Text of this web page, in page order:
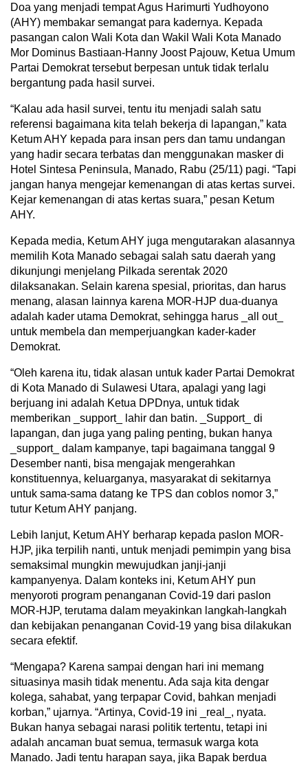
Doa yang menjadi tempat Agus Harimurti Yudhoyono
(AHY) membakar semangat para kadernya. Kepada
pasangan calon Wali Kota dan Wakil Wali Kota Manado
Mor Dominus Bastiaan-Hanny Joost Pajouw, Ketua Umum
Partai Demokrat tersebut berpesan untuk tidak terlalu
bergantung pada hasil survei.
“Kalau ada hasil survei, tentu itu menjadi salah satu
referensi bagaimana kita telah bekerja di lapangan,” kata
Ketum AHY kepada para insan pers dan tamu undangan
yang hadir secara terbatas dan menggunakan masker di
Hotel Sintesa Peninsula, Manado, Rabu (25/11) pagi. “Tapi
jangan hanya mengejar kemenangan di atas kertas survei.
Kejar kemenangan di atas kertas suara,” pesan Ketum
AHY.
Kepada media, Ketum AHY juga mengutarakan alasannya
memilih Kota Manado sebagai salah satu daerah yang
dikunjungi menjelang Pilkada serentak 2020
dilaksanakan. Selain karena spesial, prioritas, dan harus
menang, alasan lainnya karena MOR-HJP dua-duanya
adalah kader utama Demokrat, sehingga harus _all out_
untuk membela dan memperjuangkan kader-kader
Demokrat.
“Oleh karena itu, tidak alasan untuk kader Partai Demokrat
di Kota Manado di Sulawesi Utara, apalagi yang lagi
berjuang ini adalah Ketua DPDnya, untuk tidak
memberikan _support_ lahir dan batin. _Support_ di
lapangan, dan juga yang paling penting, bukan hanya
_support_ dalam kampanye, tapi bagaimana tanggal 9
Desember nanti, bisa mengajak mengerahkan
konstituennya, keluarganya, masyarakat di sekitarnya
untuk sama-sama datang ke TPS dan coblos nomor 3,”
tutur Ketum AHY panjang.
Lebih lanjut, Ketum AHY berharap kepada paslon MOR-
HJP, jika terpilih nanti, untuk menjadi pemimpin yang bisa
semaksimal mungkin mewujudkan janji-janji
kampanyenya. Dalam konteks ini, Ketum AHY pun
menyoroti program penanganan Covid-19 dari paslon
MOR-HJP, terutama dalam meyakinkan langkah-langkah
dan kebijakan penanganan Covid-19 yang bisa dilakukan
secara efektif.
“Mengapa? Karena sampai dengan hari ini memang
situasinya masih tidak menentu. Ada saja kita dengar
kolega, sahabat, yang terpapar Covid, bahkan menjadi
korban,” ujarnya. “Artinya, Covid-19 ini _real_, nyata.
Bukan hanya sebagai narasi politik tertentu, tetapi ini
adalah ancaman buat semua, termasuk warga kota
Manado. Jadi tentu harapan saya, jika Bapak berdua